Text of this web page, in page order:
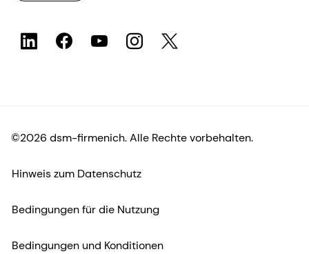
©2026 dsm-firmenich. Alle Rechte vorbehalten.
Hinweis zum Datenschutz
Bedingungen für die Nutzung
Bedingungen und Konditionen